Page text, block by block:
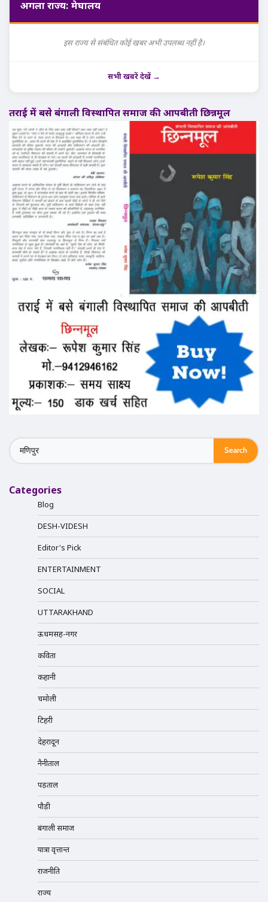
अगला राज्य: मेघालय
इस राज्य से संबंधित कोई खबर अभी उपलब्ध नहीं है।
सभी खबरें देखें →
तराई में बसे बंगाली विस्थापित समाज की आपबीती छिन्नमूल
Search
for:
Categories
Blog
DESH-VIDESH
Editor's Pick
ENTERTAINMENT
SOCIAL
UTTARAKHAND
ऊधमसिंह-नगर
कविता
कहानी
चमोली
टिहरी
देहरादून
नैनीताल
पड़ताल
पौड़ी
बंगाली समाज
यात्रा वृत्तान्त
राजनीति
राज्य